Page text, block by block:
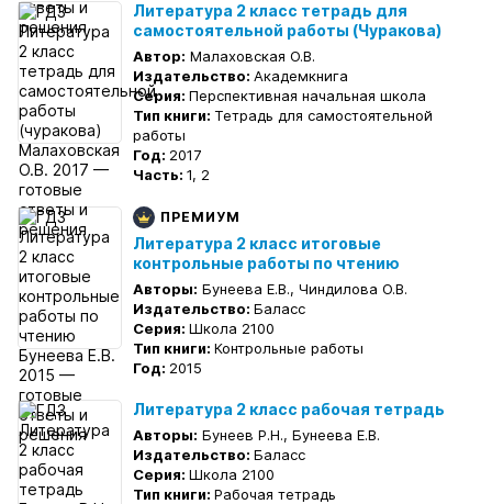
Литература 2 класс тетрадь для
самостоятельной работы (Чуракова)
Автор: Малаховская О.В.
Издательство: Академкнига
Серия: Перспективная начальная школа
Тип книги: Тетрадь для самостоятельной
работы
Год: 2017
Часть: 1, 2
ПРЕМИУМ
Литература 2 класс итоговые
контрольные работы по чтению
Авторы: Бунеева Е.В., Чиндилова О.В.
Издательство: Баласс
Серия: Школа 2100
Тип книги: Контрольные работы
Год: 2015
Литература 2 класс рабочая тетрадь
Авторы: Бунеев Р.Н., Бунеева Е.В.
Издательство: Баласс
Серия: Школа 2100
Тип книги: Рабочая тетрадь